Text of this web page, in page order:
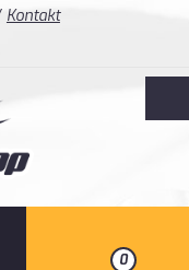
Kontakt
0